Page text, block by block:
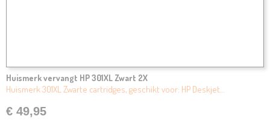
Huismerk vervangt HP 301XL Zwart 2X
Huismerk 301XL Zwarte cartridges, geschikt voor: HP Deskjet…
€ 49,95